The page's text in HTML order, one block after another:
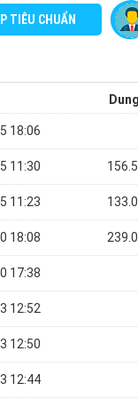
TIÊU CHUẨN
18:06
11:30
11:23
18:08
17:38
12:52
12:50
12:44